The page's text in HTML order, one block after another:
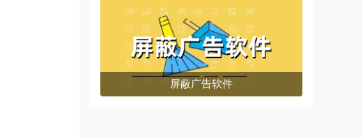
屏蔽广告软件